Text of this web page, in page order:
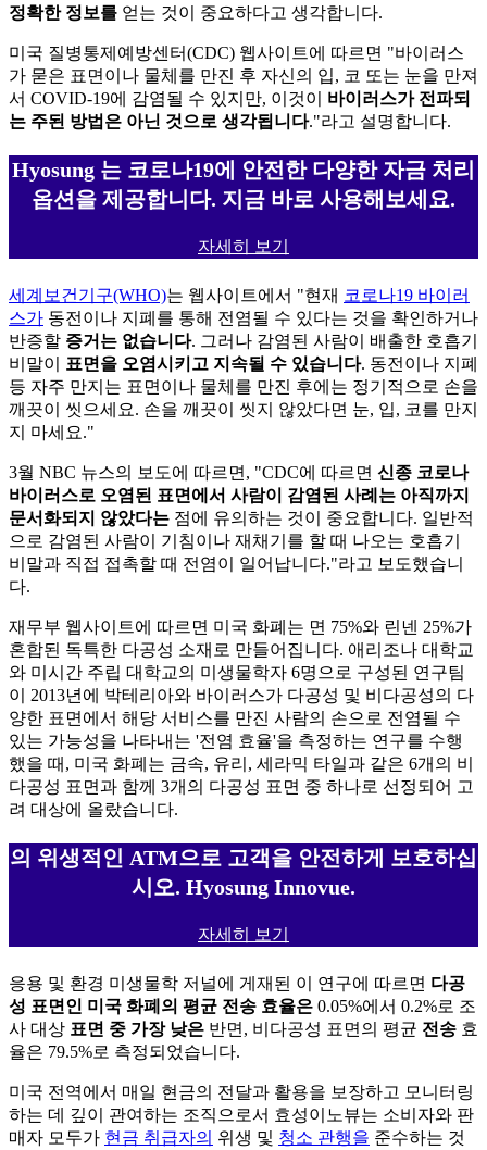
정확한 정보를 얻는 것이 중요하다고 생각합니다.
미국 질병통제예방센터(CDC) 웹사이트에 따르면 "바이러스
가 묻은 표면이나 물체를 만진 후 자신의 입, 코 또는 눈을 만져
서 COVID-19에 감염될 수 있지만, 이것이 바이러스가 전파되
는 주된 방법은 아닌 것으로 생각됩니다."라고 설명합니다.
Hyosung 는 코로나19에 안전한 다양한 자금 처리
옵션을 제공합니다. 지금 바로 사용해보세요.
자세히 보기
세계보건기구(WHO)는 웹사이트에서 "현재 코로나19 바이러
스가 동전이나 지폐를 통해 전염될 수 있다는 것을 확인하거나
반증할 증거는 없습니다. 그러나 감염된 사람이 배출한 호흡기
비말이
표면을 오염시키고 지속될 수 있습니다. 동전이나 지폐
등 자주 만지는 표면이나 물체를 만진 후에는 정기적으로 손을
깨끗이 씻으세요. 손을 깨끗이 씻지 않았다면 눈, 입, 코를 만지
지 마세요."
3월 NBC 뉴스의 보도에 따르면, "CDC에 따르면 신종 코로나
바이러스로 오염된 표면에서 사람이 감염된 사례는 아직까지
문서화되지 않았다는 점에 유의하는 것이 중요합니다. 일반적
으로 감염된 사람이 기침이나 재채기를 할 때 나오는 호흡기
비말과 직접 접촉할 때 전염이 일어납니다."라고 보도했습니
다.
재무부 웹사이트에 따르면 미국 화폐는 면 75%와 린넨 25%가
혼합된 독특한 다공성 소재로 만들어집니다. 애리조나 대학교
와 미시간 주립 대학교의 미생물학자 6명으로 구성된 연구팀
이 2013년에 박테리아와 바이러스가 다공성 및 비다공성의 다
양한 표면에서 해당 서비스를 만진 사람의 손으로 전염될 수
있는 가능성을 나타내는 '전염 효율'을 측정하는 연구를 수행
했을 때, 미국 화폐는 금속, 유리, 세라믹 타일과 같은 6개의 비
다공성 표면과 함께 3개의 다공성 표면 중 하나로 선정되어 고
려 대상에 올랐습니다.
의 위생적인 ATM으로 고객을 안전하게 보호하십
시오. Hyosung Innovue.
자세히 보기
응용 및 환경 미생물학 저널에 게재된 이 연구에 따르면 다공
성 표면인 미국 화폐의 평균 전송 효율은 0.05%에서 0.2%로 조
사 대상 표면 중 가장 낮은 반면, 비다공성 표면의 평균 전송 효
율은 79.5%로 측정되었습니다.
미국 전역에서 매일 현금의 전달과 활용을 보장하고 모니터링
하는 데 깊이 관여하는 조직으로서 효성이노뷰는 소비자와 판
매자 모두가 현금 취급자의 위생 및 청소 관행을 준수하는 것